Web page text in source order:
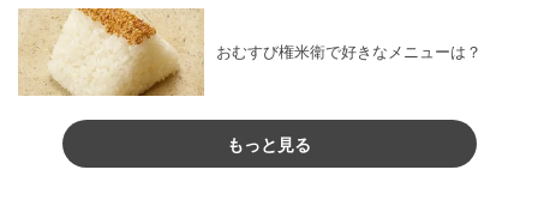
おむすび権米衛で好きなメニューは？
もっと見る